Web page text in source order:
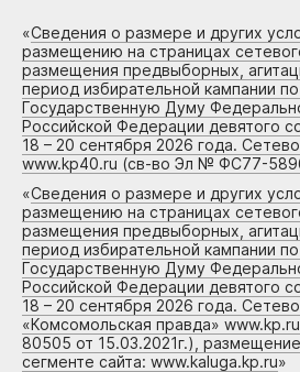
«Сведения о размере и других
размещению на страницах
размещения предвыборных,
период избирательной кампании
Государственную Думу
Российской Федерации девятого
18 – 20 сентября 2026 года.
www.kp40.ru (св-во Эл № ФС77-
«Сведения о размере и других
размещению на страницах
размещения предвыборных,
период избирательной кампании
Государственную Думу
Российской Федерации девятого
18 – 20 сентября 2026 года.
«Комсомольская правда»
80505 от 15.03.2021г.),
сегменте сайта: www.kaluga.kp.ru»